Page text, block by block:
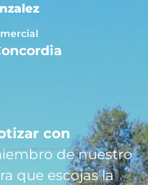
con
de nuestro
que escojas la